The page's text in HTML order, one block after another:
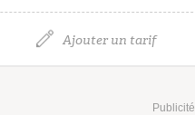
Ajouter un tarif
Publicité